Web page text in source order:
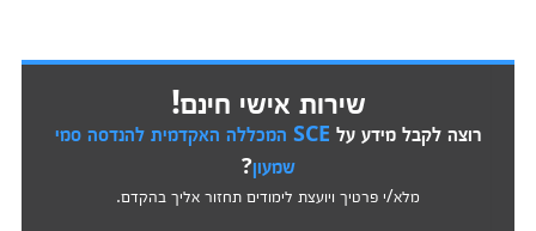
שירות אישי חינם!
רוצה לקבל מידע על
SCE המכללה האקדמית להנדסה סמי
שמעון?
מלא/י פרטיך ויועצת לימודים תחזור אליך בהקדם.